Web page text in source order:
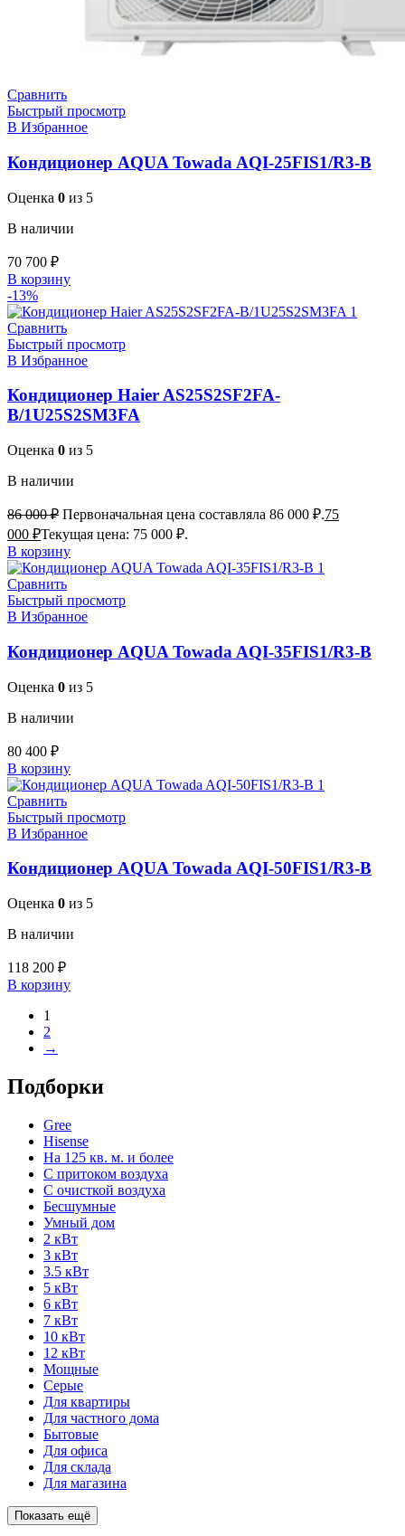
Сравнить
Быстрый просмотр
В Избранное
Кондиционер AQUA Towada AQI-25FIS1/R3-B
Оценка 0 из 5
В наличии
70 700 ₽
В корзину
-13%
Сравнить
Быстрый просмотр
В Избранное
Кондиционер Haier AS25S2SF2FA-
B/1U25S2SM3FA
Оценка 0 из 5
В наличии
86 000₽ Первоначальная цена составляла 86 000 ₽.75
000 ₽Текущая цена: 75 000 ₽.
В корзину
Сравнить
Быстрый просмотр
В Избранное
Кондиционер AQUA Towada AQI-35FIS1/R3-B
Оценка 0 из 5
В наличии
80 400 ₽
В корзину
Сравнить
Быстрый просмотр
В Избранное
Кондиционер AQUA Towada AQI-50FIS1/R3-B
Оценка 0 из 5
В наличии
118 200 ₽
В корзину
1
2
→
Подборки
Gree
Hisense
На 125 кв. м. и более
С притоком воздуха
С очисткой воздуха
Бесшумные
Умный дом
2 кВт
3 кВт
3.5 кВт
5 кВт
6 кВт
7 кВт
10 кВт
12 кВт
Мощные
Серые
Для квартиры
Для частного дома
Бытовые
Для офиса
Для склада
Для магазина
Показать ещё